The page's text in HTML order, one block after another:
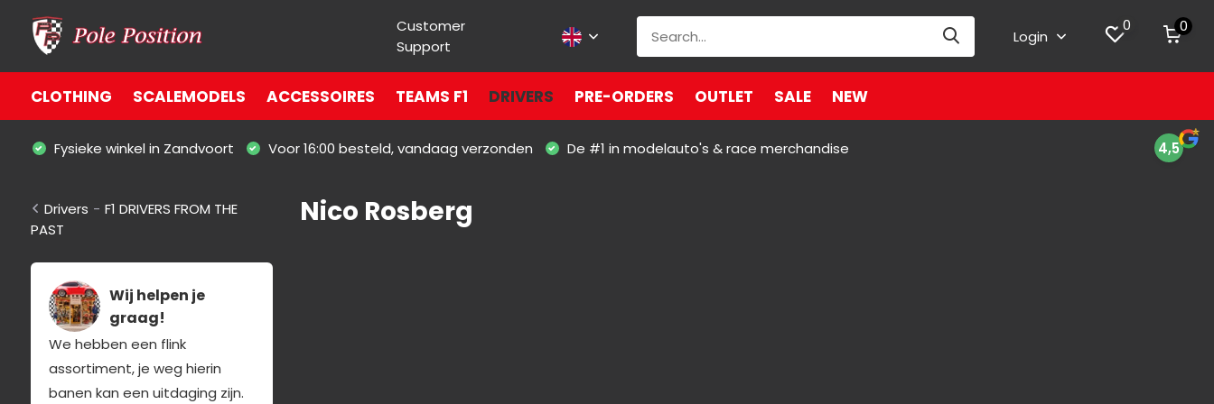
Customer
Support
Login
0 0
CLOTHING SCALEMODELS ACCESSOIRES TEAMS F1 DRIVERS PRE-ORDERS OUTLET SALE NEW
Fysieke winkel in Zandvoort Voor 16:00 besteld, vandaag verzonden De #1 in modelauto's & race merchandise 4,5
Drivers - F1 DRIVERS FROM THE
PAST
Wij helpen je
graag!
We hebben een flink
assortiment, je weg hierin
banen kan een uitdaging zijn.
Nico Rosberg